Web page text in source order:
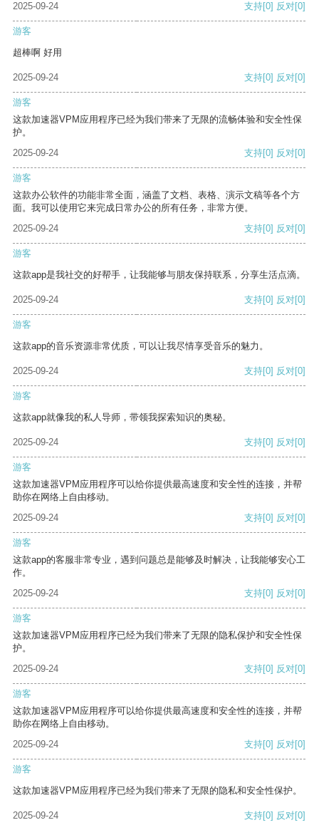
2025-09-24 支持[0] 反对[0]
游客
超棒啊 好用
2025-09-24 支持[0] 反对[0]
游客
这款加速器VPM应用程序已经为我们带来了无限的流畅体验和安全性保
护。
2025-09-24
支持[0] 反对[0]
游客
这款办公软件的功能非常全面，涵盖了文档、表格、演示文稿等各个方
面。我可以使用它来完成日常办公的所有任务，非常方便。
2025-09-24
支持[0] 反对[0]
游客
这款app是我社交的好帮手，让我能够与朋友保持联系，分享生活点滴。
2025-09-24 支持[0] 反对[0]
游客
这款app的音乐资源非常优质，可以让我尽情享受音乐的魅力。
2025-09-24 支持[0] 反对[0]
游客
这款app就像我的私人导师，带领我探索知识的奥秘。
2025-09-24 支持[0] 反对[0]
游客
这款加速器VPM应用程序可以给你提供最高速度和安全性的连接，并帮
助你在网络上自由移动。
2025-09-24
支持[0] 反对[0]
游客
这款app的客服非常专业，遇到问题总是能够及时解决，让我能够安心工
作。
2025-09-24
支持[0] 反对[0]
游客
这款加速器VPM应用程序已经为我们带来了无限的隐私保护和安全性保
护。
2025-09-24
支持[0] 反对[0]
游客
这款加速器VPM应用程序可以给你提供最高速度和安全性的连接，并帮
助你在网络上自由移动。
2025-09-24
支持[0] 反对[0]
游客
这款加速器VPM应用程序已经为我们带来了无限的隐私和安全性保护。
2025-09-24 支持[0] 反对[0]